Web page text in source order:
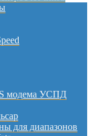
модема УСПД
для диапазонов